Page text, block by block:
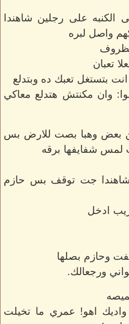
الكنبه على رجلين شاهندا
واصل لبره
تعبان
بتستغل تعبك ده وبتدلع
وان مكنتش هتدلع معاكي
بعض وهبا بصت للارض بس
لمس شفايفها برقه
جت توقف بس حازم
ادخل
وحازم بصلها
ورجعالك.
واديك اهو! عمري ما تخيلت